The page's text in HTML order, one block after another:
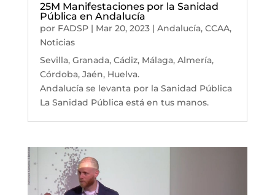
25M Manifestaciones por la Sanidad
Pública en Andalucía
por FADSP| Mar 20, 2023| Andalucía, CCAA,
Noticias
Sevilla, Granada, Cádiz, Málaga, Almería,
Córdoba, Jaén, Huelva.
Andalucía se levanta por la Sanidad Pública
La Sanidad Pública está en tus manos.